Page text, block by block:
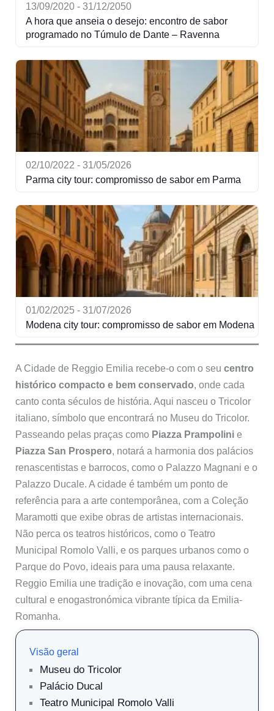
13/09/2020 - 31/12/2050
A hora que anseia o desejo: encontro de sabor
programado no Túmulo de Dante – Ravenna
02/10/2022 - 31/05/2026
Parma city tour: compromisso de sabor em Parma
01/02/2025 - 31/07/2026
Modena city tour: compromisso de sabor em Modena
A Cidade de Reggio Emilia recebe-o com o seu centro
histórico compacto e bem conservado, onde cada
canto conta séculos de história. Aqui nasceu o Tricolor
italiano, símbolo que encontrará no Museu do Tricolor.
Passeando pelas praças como Piazza Prampolinie
Piazza San Prospero, notará a harmonia dos palácios
renascentistas e barrocos, como o Palazzo Magnani e o
Palazzo Ducale. A cidade é também um ponto de
referência para a arte contemporânea, com a Coleção
Maramotti que exibe obras de artistas internacionais.
Não perca os teatros históricos, como o Teatro
Municipal Romolo Valli, e os parques urbanos como o
Parque do Povo, ideais para uma pausa relaxante.
Reggio Emilia une tradição e inovação, com uma cena
cultural e enogastronómica vibrante típica da Emilia-
Romanha.
Visão geral
Museu do Tricolor
Palácio Ducal
Teatro Municipal Romolo Valli